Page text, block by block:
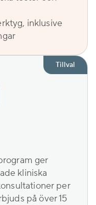
inklusive
Tillval
ger
kliniska
per
på över 15